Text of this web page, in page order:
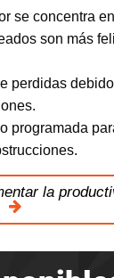
se concentra
son más
perdidas
programada
la